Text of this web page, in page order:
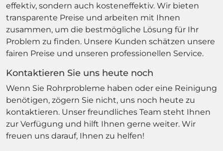
effektiv, sondern auch kosteneffektiv. Wir bieten
transparente Preise und arbeiten mit Ihnen
zusammen, um die bestmögliche Lösung für Ihr
Problem zu finden. Unsere Kunden schätzen unsere
fairen Preise und unseren professionellen Service.
Kontaktieren Sie uns heute noch
Wenn Sie Rohrprobleme haben oder eine Reinigung
benötigen, zögern Sie nicht, uns noch heute zu
kontaktieren. Unser freundliches Team steht Ihnen
zur Verfügung und hilft Ihnen gerne weiter. Wir
freuen uns darauf, Ihnen zu helfen!